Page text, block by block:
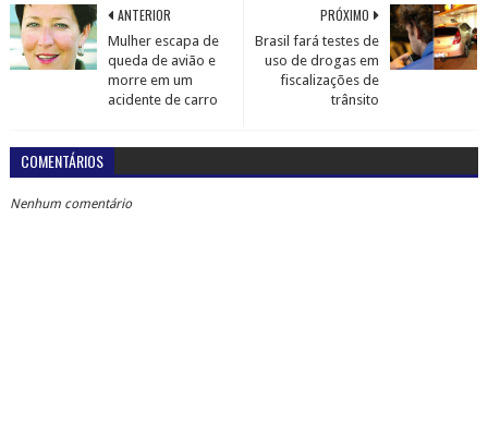
PRÓXIMO
Brasil fará testes de
uso de drogas em
fiscalizações de
trânsito
ANTERIOR
Mulher escapa de
queda de avião e
morre em um
acidente de carro
COMENTÁRIOS
Nenhum comentário